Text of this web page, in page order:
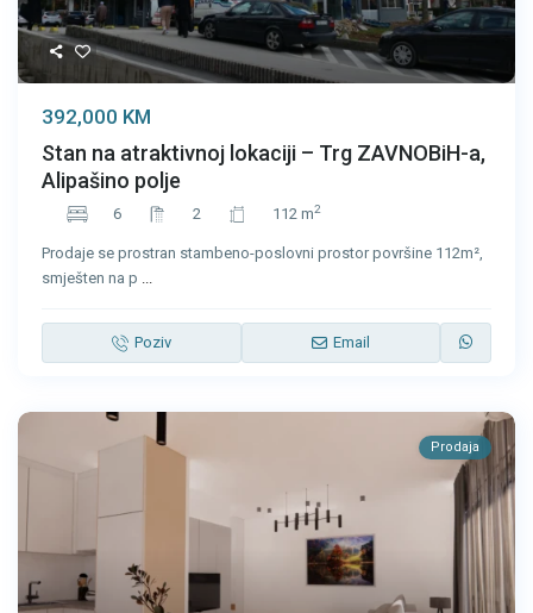
392,000 KM
Stan na atraktivnoj lokaciji – Trg ZAVNOBiH-a,
Alipašino polje
6 2 112 m2
Prodaje se prostran stambeno-poslovni prostor površine 112m²,
smješten na p ...
Poziv Email
Prodaja